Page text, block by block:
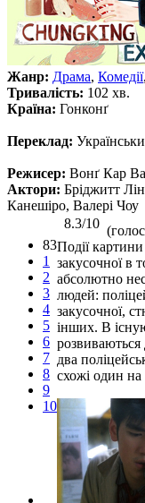
Жанр: Драма, Комедії,
Тривалість: 102 хв.
Країна: Гонконґ
Переклад:
Режисер: Вонґ Кар
Актори: Бріджитт
Канешіро, Валері Чоу
83
1
2
3
4
5
6
7
8
9
10
8.3/10
Події
закусочної в
абсолютно
людей:
закусочної,
інших. В
розвиваються
два
схожі один